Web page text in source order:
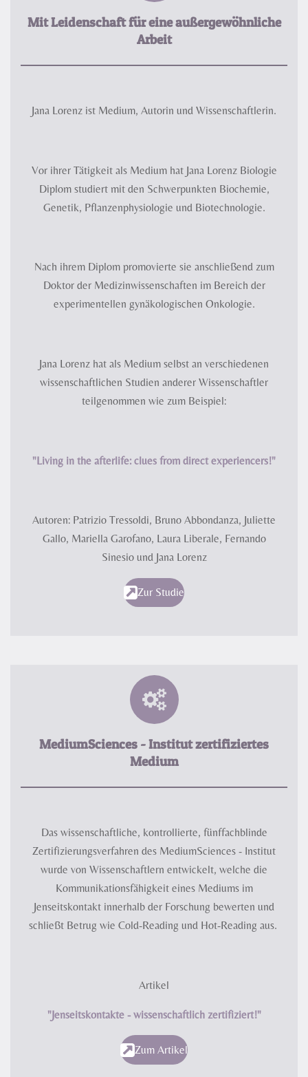
Mit Leidenschaft für eine außergewöhnliche
Arbeit
Jana Lorenz ist Medium, Autorin und Wissenschaftlerin.
Vor ihrer Tätigkeit als Medium hat Jana Lorenz Biologie
Diplom studiert mit den Schwerpunkten Biochemie,
Genetik, Pflanzenphysiologie und Biotechnologie.
Nach ihrem Diplom promovierte sie anschließend zum
Doktor der Medizinwissenschaften im Bereich der
experimentellen gynäkologischen Onkologie.
Jana Lorenz hat als Medium selbst an verschiedenen
wissenschaftlichen Studien anderer Wissenschaftler
teilgenommen wie zum Beispiel:
"Living in the afterlife: clues from direct experiencers!"
Autoren: Patrizio Tressoldi, Bruno Abbondanza, Juliette
Gallo, Mariella Garofano, Laura Liberale, Fernando
Sinesio und Jana Lorenz
Zur Studie
MediumSciences - Institut zertifiziertes
Medium
Das wissenschaftliche, kontrollierte, fünffachblinde
Zertifizierungsverfahren des MediumSciences - Institut
wurde von Wissenschaftlern entwickelt, welche die
Kommunikationsfähigkeit eines Mediums im
Jenseitskontakt innerhalb der Forschung bewerten und
schließt Betrug wie Cold-Reading und Hot-Reading aus.
Artikel
"Jenseitskontakte - wissenschaftlich zertifiziert!"
Zum Artikel